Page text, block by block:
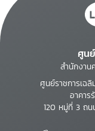
ศูน
สำนักงาน
ศูนย์ราชการเฉ
อาคาร
120 หมู่ที่ 3 ถ